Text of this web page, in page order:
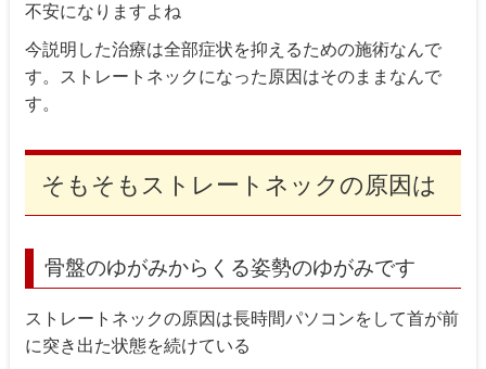
不安になりますよね
今説明した治療は全部症状を抑えるための施術なんで
す。ストレートネックになった原因はそのままなんで
す。
そもそもストレートネックの原因は
骨盤のゆがみからくる姿勢のゆがみです
ストレートネックの原因は長時間パソコンをして首が前
に突き出た状態を続けている